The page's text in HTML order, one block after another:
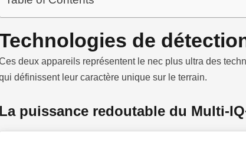
de
deux appareils représentent le nec plus ultra des
définissent leur caractère unique sur le terrain.
La puissance redoutable du Multi-